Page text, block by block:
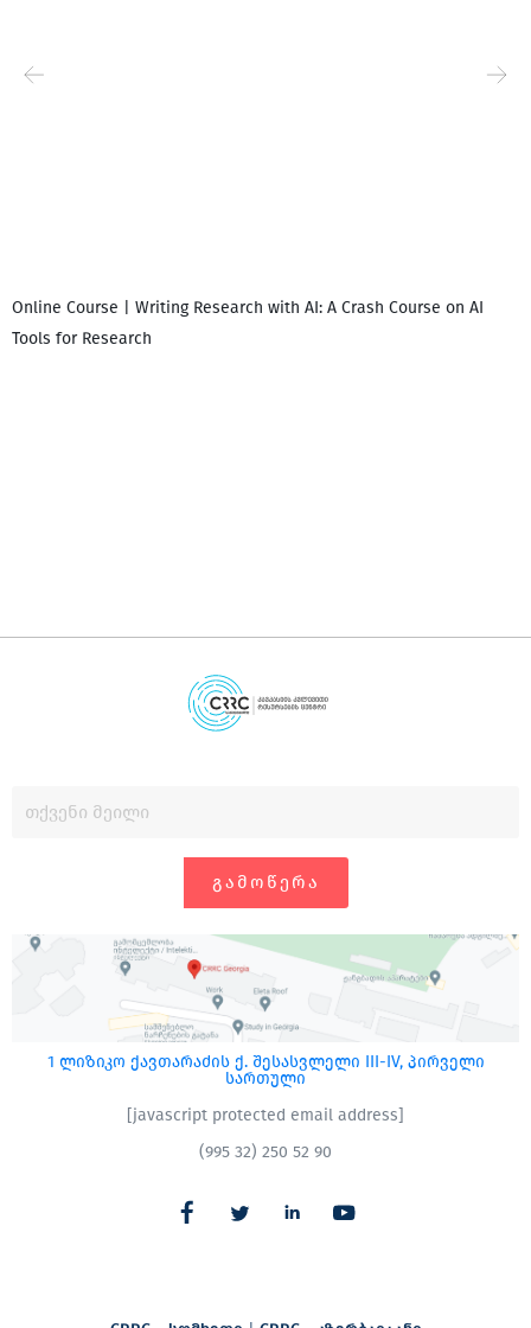
Online Course | Writing Research with AI: A Crash Course on AI
Tools for Research
ᲒᲐᲛᲝᲬᲔᲠᲐ
1 ლიზიკო ქავთარაძის ქ. შესასვლელი III-IV, პირველი
სართული
[javascript protected email address]
(995 32) 250 52 90